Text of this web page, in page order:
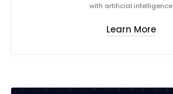
with artificial intelligence
Learn More